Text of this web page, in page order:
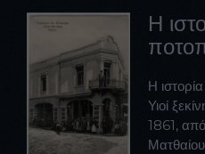
Η
Η
Υιοί
1861,